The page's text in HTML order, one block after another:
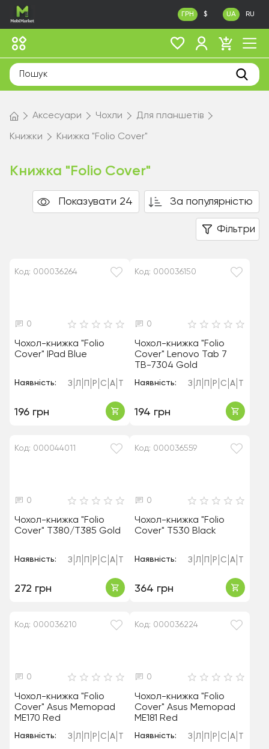
ГРН $ UA RU
Аксесуари Чохли Для планшетів
Книжки Книжка "Folio Cover"
Книжка "Folio Cover"
Показувати 24 За популярністю
Фільтри
Код: 000036264
0
Чохол-книжка "Folio
Cover" IPad Blue
Наявність: З Л Р С А
196 грн
Код: 000036150
0
Чохол-книжка "Folio
Cover" Lenovo Tab 7
TB-7304 Gold
Наявність: З Л Р С А
194 грн
Код: 000044011
0
Чохол-книжка "Folio
Cover" T380/T385 Gold
Наявність: З Л Р С А
272 грн
Код: 000036559
0
Чохол-книжка "Folio
Cover" T530 Black
Наявність: З Л Р С А
364 грн
Код: 000036210
0
Чохол-книжка "Folio
Cover" Asus Memopad
ME170 Red
Наявність: З Л Р С А
Код: 000036224
0
Чохол-книжка "Folio
Cover" Asus Memopad
ME181 Red
Наявність: З Л Р С А